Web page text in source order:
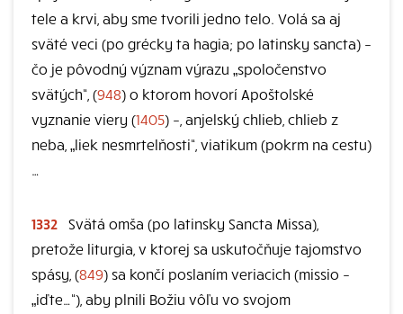
tele a krvi, aby sme tvorili jedno telo. Volá sa aj
sväté veci (po grécky ta hagia; po latinsky sancta) –
čo je pôvodný význam výrazu „spoločenstvo
svätých“, (948) o ktorom hovorí Apoštolské
vyznanie viery (1405) –, anjelský chlieb, chlieb z
neba, „liek nesmrtelňosti“, viatikum (pokrm na cestu)
…
1332 Svätá omša (po latinsky Sancta Missa),
pretože liturgia, v ktorej sa uskutočňuje tajomstvo
spásy, (849) sa končí poslaním veriacich (missio –
„iďte…“), aby plnili Božiu vôľu vo svojom